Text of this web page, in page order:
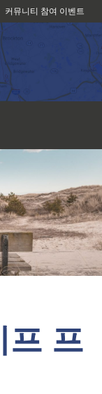
커뮤니티 참여 이벤트
프 프